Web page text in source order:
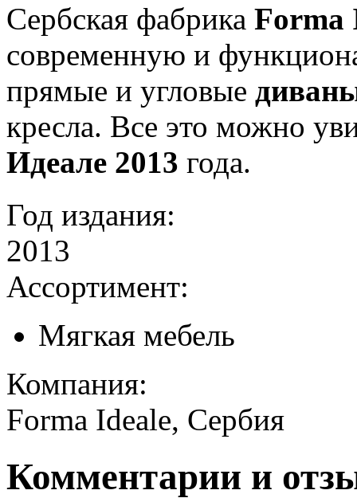
Сербская фабрика Forma
современную и
прямые и угловые
кресла. Все это можно
Идеале 2013 года.
Год издания:
2013
Ассортимент:
Мягкая мебель
Компания:
Forma Ideale, Сербия
Комментарии и